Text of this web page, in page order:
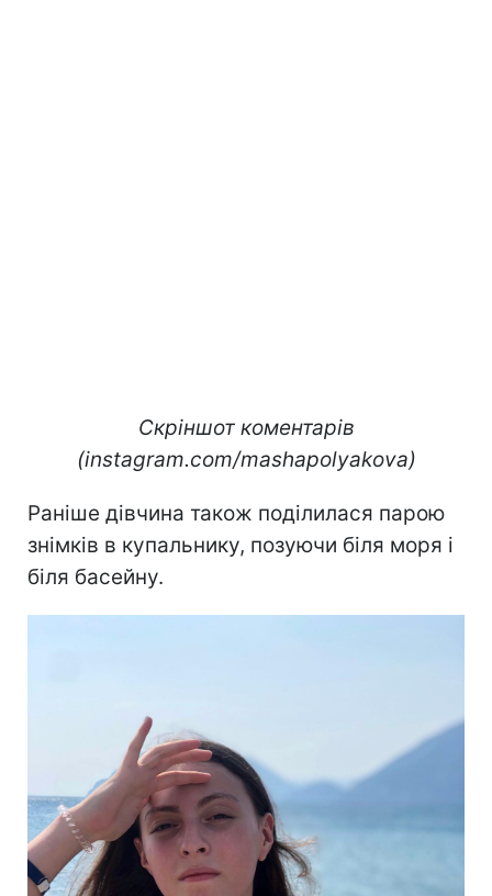
Скріншот коментарів
(instagram.com/mashapolyakova)
Раніше дівчина також поділилася парою
знімків в купальнику, позуючи біля моря і
біля басейну.